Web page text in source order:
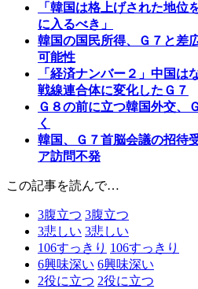
「韓国は格上げされた地位
に入るべき」
韓国の国民所得、Ｇ７と差
可能性
「経済ナンバー２」中国
戦線連合体に変化したＧ７
Ｇ８の前に立つ韓国外交、
く
韓国、Ｇ７首脳会議の招待
ア訪問不発
この記事を読んで…
3腹立つ 3腹立つ
3悲しい 3悲しい
106すっきり 106すっきり
6興味深い 6興味深い
2役に立つ 2役に立つ